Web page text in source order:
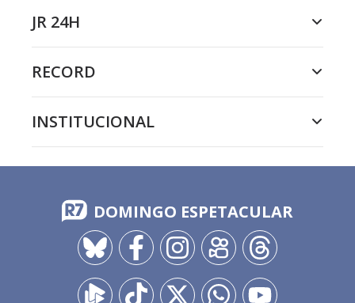
JR 24H
RECORD
INSTITUCIONAL
DOMINGO ESPETACULAR